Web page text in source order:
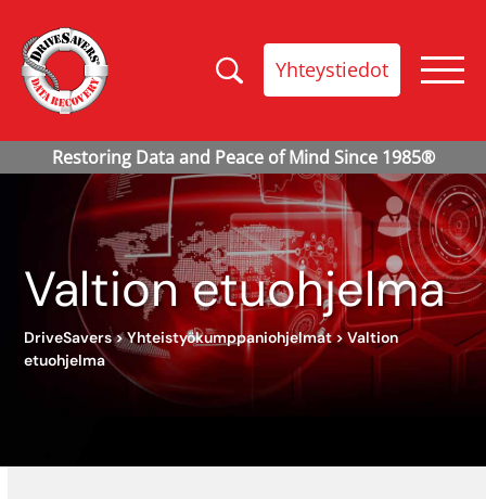
Yhteystiedot
Valtion etuohjelma
DriveSavers>Yhteistyökumppaniohjelmat>Valtion
etuohjelma